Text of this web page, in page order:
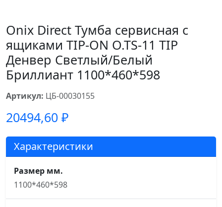
Onix Direct Тумба сервисная с
ящиками TIP-ON O.TS-11 TIP
Денвер Светлый/Белый
Бриллиант 1100*460*598
Артикул: ЦБ-00030155
20494,60 ₽
Характеристики
Размер мм.
1100*460*598